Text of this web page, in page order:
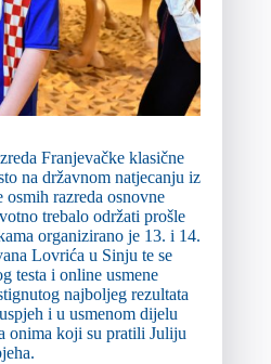
Franjevačke klasične
na državnom natjecanju iz
razreda osnovne
trebalo održati prošle
organizirano je 13. i 14.
Lovrića u Sinju te se
testa i online usmene
najboljeg rezultata
i u usmenom dijelu
onima koji su pratili Juliju